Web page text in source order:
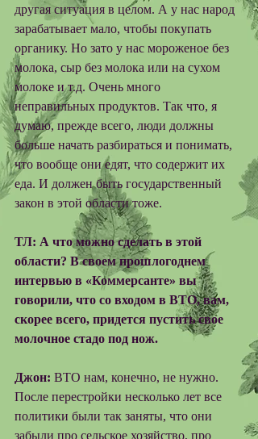
другая ситуация в целом. А у нас народ
зарабатывает мало, чтобы покупать
органику. Но зато у нас мороженое без
молока, сыр без молока или на сухом
молоке и т.д. Очень много
неправильных продуктов. Так что, я
думаю, прежде всего, люди должны
больше начать разбираться и понимать,
что вообще они едят, что содержит их
еда. И должен быть государственный
закон в этой области тоже.
ТЛ: А что можно сделать в этой
области? В своем прошлогоднем
интервью в «Коммерсанте» вы
говорили, что со входом в ВТО, вам,
скорее всего, придется пустить свое
молочное стадо под нож.
Джон: ВТО нам, конечно, не нужно.
После перестройки несколько лет все
политики были так заняты, что они
забыли про сельское хозяйство, про